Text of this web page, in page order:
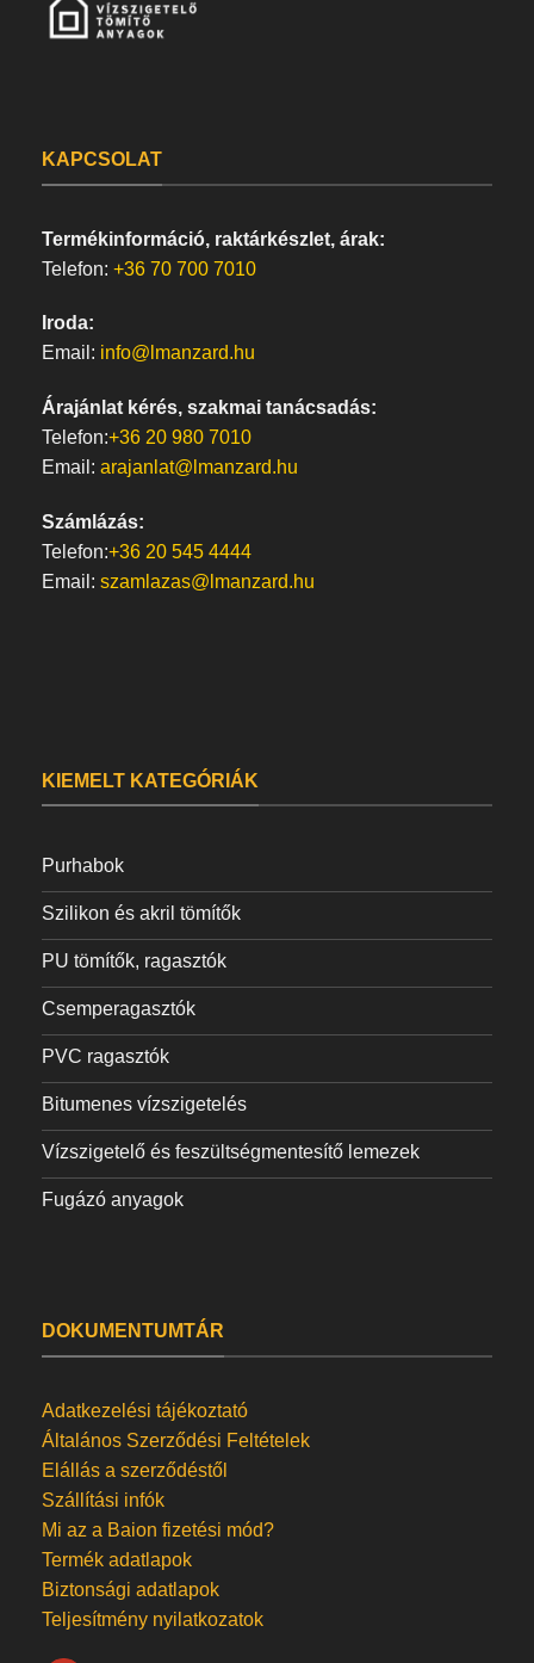
KAPCSOLAT
Termékinformáció, raktárkészlet, árak:
Telefon: +36 70 700 7010
Iroda:
Email: info@lmanzard.hu
Árajánlat kérés, szakmai tanácsadás:
Telefon:+36 20 980 7010
Email: arajanlat@lmanzard.hu
Számlázás:
Telefon:+36 20 545 4444
Email: szamlazas@lmanzard.hu
KIEMELT KATEGÓRIÁK
Purhabok
Szilikon és akril tömítők
PU tömítők, ragasztók
Csemperagasztók
PVC ragasztók
Bitumenes vízszigetelés
Vízszigetelő és feszültségmentesítő lemezek
Fugázó anyagok
DOKUMENTUMTÁR
Adatkezelési tájékoztató
Általános Szerződési Feltételek
Elállás a szerződéstől
Szállítási infók
Mi az a Baion fizetési mód?
Termék adatlapok
Biztonsági adatlapok
Teljesítmény nyilatkozatok